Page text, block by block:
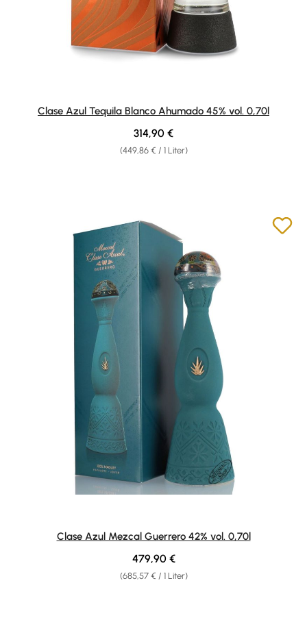
Clase Azul Tequila Blanco Ahumado 45% vol. 0,70l
(449,86 € / 1 Liter)
Regulärer Preis:
314,90 €
Clase Azul Mezcal Guerrero 42% vol. 0,70l
(685,57 € / 1 Liter)
Regulärer Preis:
479,90 €